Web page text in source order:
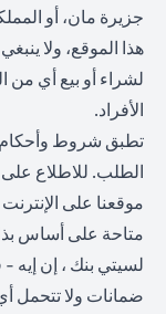
جزيرة مان، أو
هذا الموقع، ولا
لشراء أو بيع أي من
الأفراد.
تطبق شروط وأحكام
الطلب. للاطلاع على
موقعنا على الإنترنت
متاحة على أساس
لسيتي بنك ، إن إيه -
ضمانات ولا تتحمل